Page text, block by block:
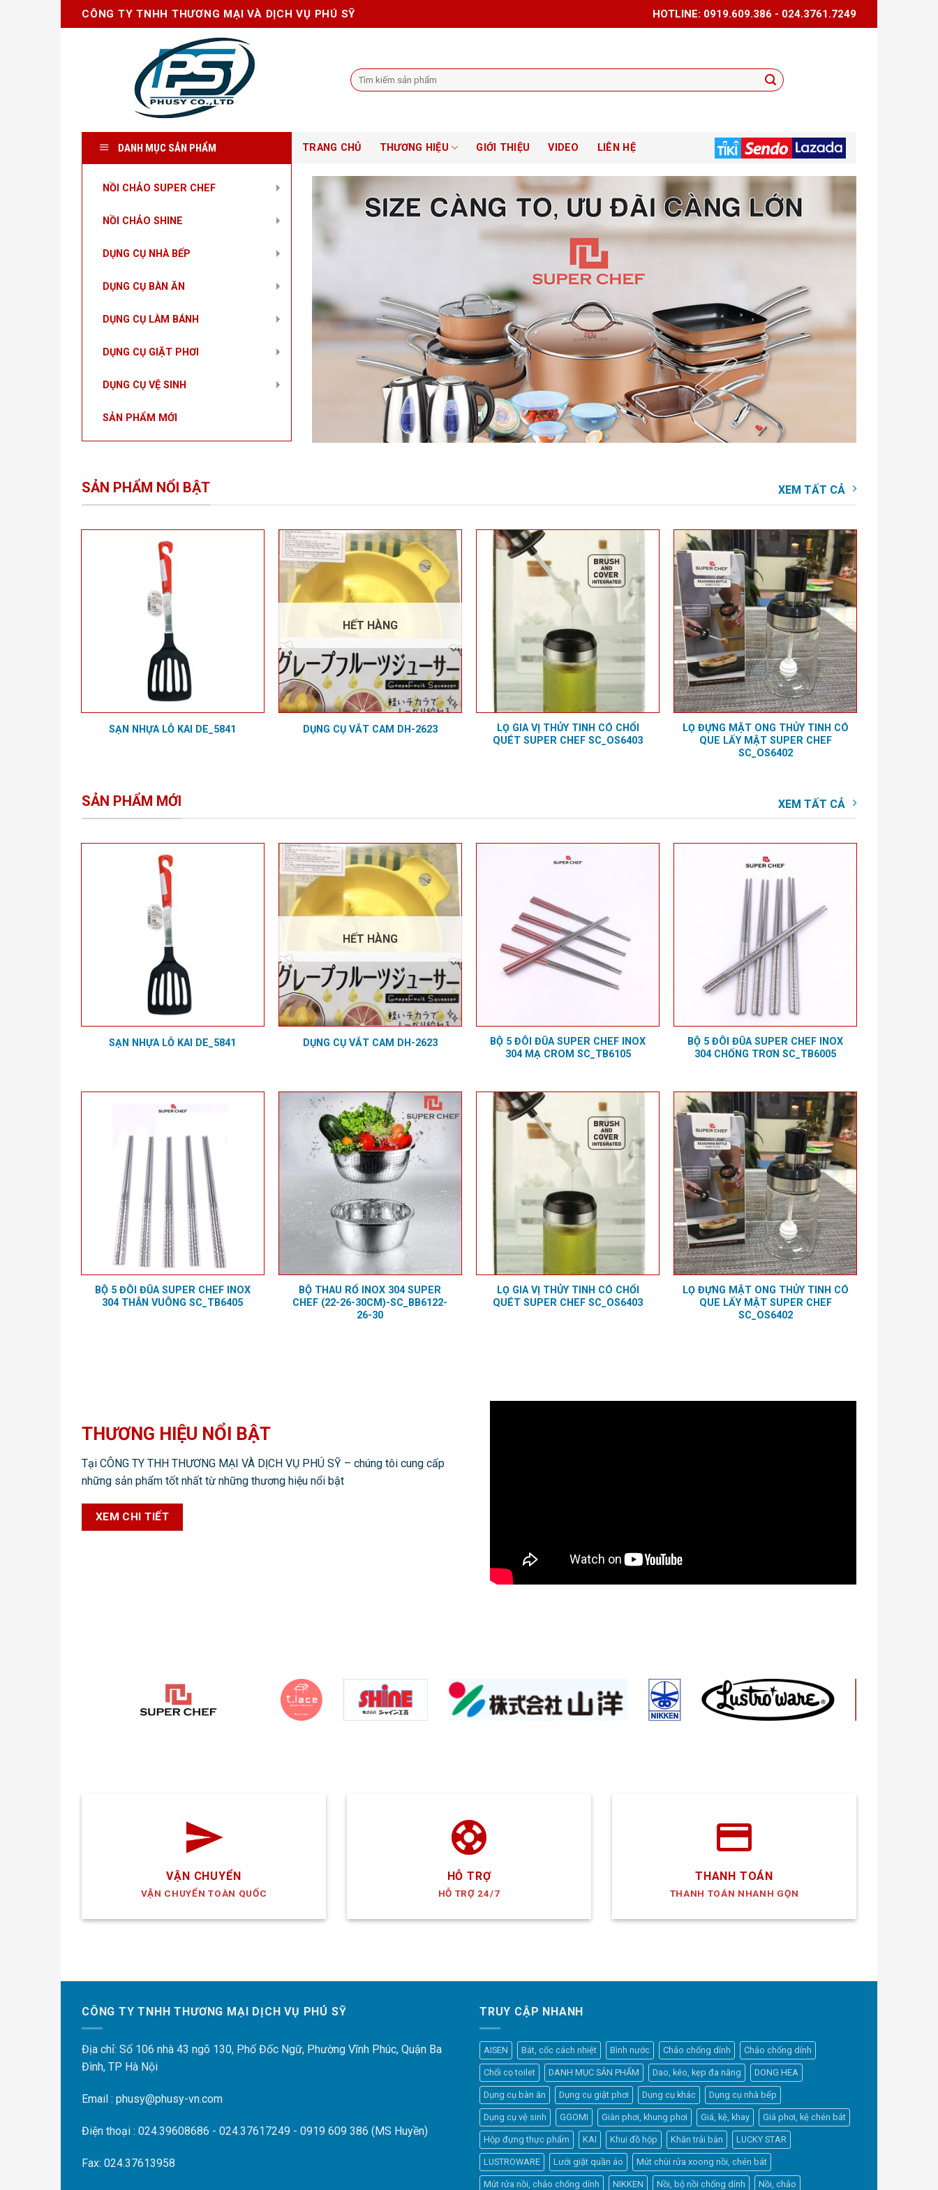
to
CÔNG TY TNHH THƯƠNG MẠI VÀ DỊCH VỤ PHÚ SỸ HOTLINE: 0919.609.386 - 024.3761.7249
Tìm
kiếm:
DANH MỤC SẢN PHẨM
NỒI CHẢO SUPER CHEF
NỒI CHẢO SHINE
DỤNG CỤ NHÀ BẾP
DỤNG CỤ BÀN ĂN
DỤNG CỤ LÀM BÁNH
DỤNG CỤ GIẶT PHƠI
DỤNG CỤ VỆ SINH
SẢN PHẨM MỚI
TRANG CHỦ THƯƠNG HIỆU GIỚI THIỆU VIDEO LIÊN HỆ
SẢN PHẨM NỔI BẬT XEM TẤT CẢ
SẠN NHỰA LỖ KAI DE_5841
HẾT HÀNG
DỤNG CỤ VẮT CAM DH-2623
LỌ GIA VỊ THỦY TINH CÓ CHỔI
QUÉT SUPER CHEF SC_OS6403
LỌ ĐỰNG MẬT ONG THỦY TINH CÓ
QUE LẤY MẬT SUPER CHEF
SC_OS6402
SẢN PHẨM MỚI XEM TẤT CẢ
SẠN NHỰA LỖ KAI DE_5841
HẾT HÀNG
DỤNG CỤ VẮT CAM DH-2623
BỘ 5 ĐÔI ĐŨA SUPER CHEF INOX
304 MẠ CROM SC_TB6105
BỘ 5 ĐÔI ĐŨA SUPER CHEF INOX
304 CHỐNG TRƠN SC_TB6005
BỘ 5 ĐÔI ĐŨA SUPER CHEF INOX
304 THÂN VUÔNG SC_TB6405
BỘ THAU RỔ INOX 304 SUPER
CHEF (22-26-30CM)-SC_BB6122-
26-30
LỌ GIA VỊ THỦY TINH CÓ CHỔI
QUÉT SUPER CHEF SC_OS6403
LỌ ĐỰNG MẬT ONG THỦY TINH CÓ
QUE LẤY MẬT SUPER CHEF
SC_OS6402
THƯƠNG HIỆU NỔI BẬT
Tại CÔNG TY THH THƯƠNG MẠI VÀ DỊCH VỤ PHÚ SỸ – chúng tôi cung cấp
những sản phẩm tốt nhất từ những thương hiệu nổi bật
XEM CHI TIẾT
VẬN CHUYỂN
VẬN CHUYỂN TOÀN QUỐC
HỖ TRỢ
HỖ TRỢ 24/7
THANH TOÁN
THANH TOÁN NHANH GỌN
CÔNG TY TNHH THƯƠNG MẠI DỊCH VỤ PHÚ SỸ
Địa chỉ: Số 106 nhà 43 ngõ 130, Phố Đốc Ngữ, Phường Vĩnh Phúc, Quận Ba
Đình, TP Hà Nội
Email : phusy@phusy-vn.com
Điện thoại : 024.39608686 - 024.37617249 - 0919 609 386 (MS Huyền)
Fax: 024.37613958
TRUY CẬP NHANH
AISEN Bát, cốc cách nhiệt Bình nước Chảo chống dính Chảo chống dính
Chổi cọ toilet DANH MỤC SẢN PHẨM Dao, kéo, kẹp đa năng DONG HEA
Dụng cụ bàn ăn Dụng cụ giặt phơi Dụng cụ khác Dụng cụ nhà bếp
Dụng cụ vệ sinh GGOMI Giàn phơi, khung phơi Giá, kệ, khay Giá phơi, kệ chén bát
Hộp đựng thực phẩm KAI Khui đồ hộp Khăn trải bàn LUCKY STAR
LUSTROWARE Lưới giặt quần áo Mút chùi rửa xoong nồi, chén bát
Mút rửa nồi, chảo chống dính NIKKEN Nồi, bộ nồi chống dính Nồi, chảo
Elfsight
Typically replies within a day